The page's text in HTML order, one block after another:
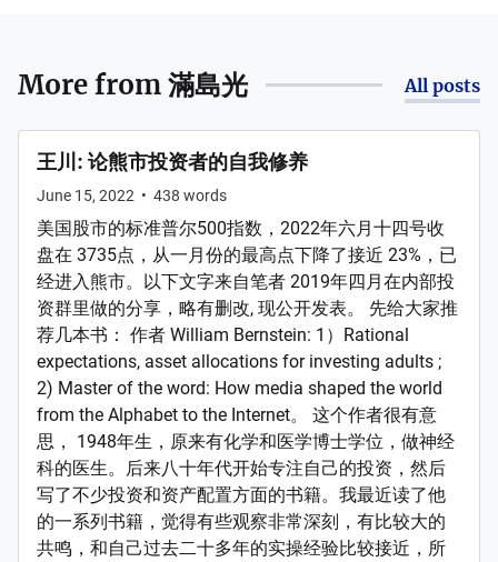
More from滿島光 All posts
王川: 论熊市投资者的自我修养
June 15, 2022 • 438 words
美国股市的标准普尔500指数，2022年六月十四号收
盘在 3735点，从一月份的最高点下降了接近 23%，已
经进入熊市。以下文字来自笔者 2019年四月在内部投
资群里做的分享，略有删改, 现公开发表。 先给大家推
荐几本书： 作者 William Bernstein: 1）Rational
expectations, asset allocations for investing adults ;
2) Master of the word: How media shaped the world
from the Alphabet to the Internet。 这个作者很有意
思， 1948年生，原来有化学和医学博士学位，做神经
科的医生。后来八十年代开始专注自己的投资，然后
写了不少投资和资产配置方面的书籍。我最近读了他
的一系列书籍，觉得有些观察非常深刻，有比较大的
共鸣，和自己过去二十多年的实操经验比较接近，所